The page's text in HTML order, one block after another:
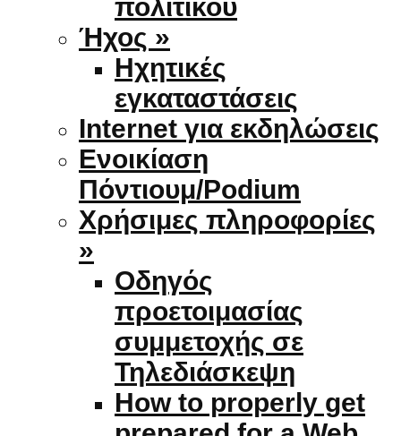
πολιτικού
Ήχος »
Ηχητικές
εγκαταστάσεις
Internet για εκδηλώσεις
Ενοικίαση
Πόντιουμ/Podium
Χρήσιμες πληροφορίες
»
Οδηγός
προετοιμασίας
συμμετοχής σε
Τηλεδιάσκεψη
How to properly get